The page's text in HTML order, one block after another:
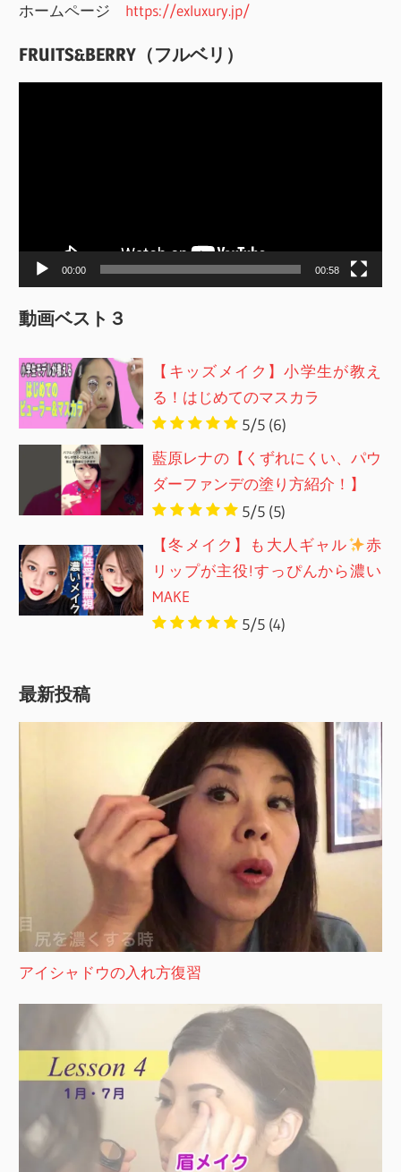
ホームページ https://exluxury.jp/
FRUITS&BERRY（フルベリ）
ー
00:00 00:58
動画ベスト３
【キッズメイク】小学生が教え
る！はじめてのマスカラ
5/5 (6)
藍原レナの【くずれにくい、パウ
ダーファンデの塗り方紹介！】
5/5 (5)
【冬メイク】も大人ギャル
赤
リップが主役!すっぴんから濃い
MAKE
5/5 (4)
最新投稿
アイシャドウの入れ方復習